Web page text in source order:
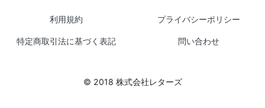
利用規約 プライバシーポリシー
特定商取引法に基づく表記 問い合わせ
© 2018 株式会社レターズ